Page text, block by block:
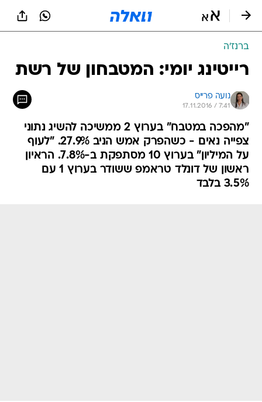
ברנז'ה
רייטינג יומי: המטבחון של רשת
נועה פרייס
17.11.2016 / 7:41
"מהפכה במטבח" בערוץ 2 ממשיכה להשיג נתוני
צפייה נאים - כשהפרק אמש הניב 27.9%. "לעוף
על המיליון" בערוץ 10 מסתפקת ב-7.8%. הראיון
ראשון של דונלד טראמפ ששודר בערוץ 1 עם
3.5% בלבד